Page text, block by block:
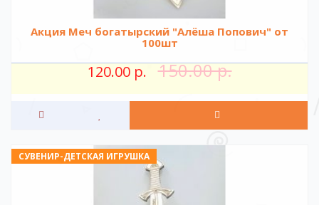
Акция Меч богатырский "Алёша Попович" от
100шт
120.00 р. 150.00 р.
СУВЕНИР-ДЕТСКАЯ ИГРУШКА